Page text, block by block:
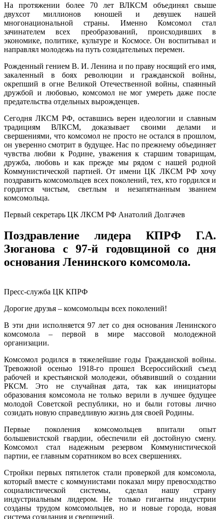
На протяжении более 70 лет ВЛКСМ объединял свыше
двухсот миллионов юношей и девушек нашей
многонациональной страны. Именно Комсомол стал
зачинателем всех преобразований, происходивших в
экономике, политике, культуре и Космосе. Он воспитывал и
направлял молодежь на путь созидательных перемен.
Рожденный гением В. И. Ленина и по праву носящий его имя,
закаленный в боях революции и гражданской войны,
окрепший в огне Великой Отечественной войны, спаянный
дружбой и любовью, комсомол не мог умереть даже после
предательства отдельных вырожденцев.
Сегодня ЛКСМ РФ, оставшись верен идеологии и славным
традициям ВЛКСМ, доказывает своими делами и
свершениями, что комсомол не просто не остался в прошлом,
он уверенно смотрит в будущее. Нас по прежнему объединяет
чувства любви к Родине, уважения к старшим товарищам,
дружба, любовь и как прежде мы рядом с нашей родной
Коммунистической партией. От имени ЦК ЛКСМ РФ хочу
поздравить комсомольцев всех поколений, тех, кто гордился и
гордится чистым, светлым и незапятнанным званием
комсомольца.
Первый секретарь ЦК ЛКСМ РФ Анатолий Долгачев
Поздравление лидера КПРФ Г.А.
Зюганова с 97-й годовщиной со дня
основания Ленинского комсомола.
Пресс-служба ЦК КПРФ
Дорогие друзья – комсомольцы всех поколений!
В эти дни исполняется 97 лет со дня основания Ленинского
комсомола – первой в мире массовой молодежной
организации.
Комсомол родился в тяжелейшие годы Гражданской войны.
Тревожной осенью 1918-го прошел Всероссийский съезд
рабочей и крестьянской молодежи, объявивший о создании
РКСМ. Это не случайная дата, так как инициаторы
образования комсомола не только верили в лучшее будущее
молодой Советской республики, но и были готовы лично
созидать новую справедливую жизнь для своей Родины.
Первые поколения комсомольцев впитали опыт
большевистской гвардии, обеспечили ей достойную смену.
Комсомол стал надежным резервом Коммунистической
партии, ее главным соратником во всех свершениях.
Стройки первых пятилеток стали проверкой для комсомола,
который вместе с коммунистами показал миру превосходство
социалистической системы, сделал нашу страну
индустриальным лидером. Не только гиганты индустрии
созданы трудом комсомольцев, но и новые города, новая
система созидания и свершений.